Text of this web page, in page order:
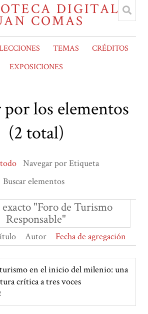
TEMAS
CRÉDITOS
EXPOSICIONES
por los elementos
(2 total)
Navegar por Etiqueta
Buscar elementos
"Foro de Turismo
Responsable"
Autor Fecha de agregación
en el inicio del milenio: una
crítica a tres voces